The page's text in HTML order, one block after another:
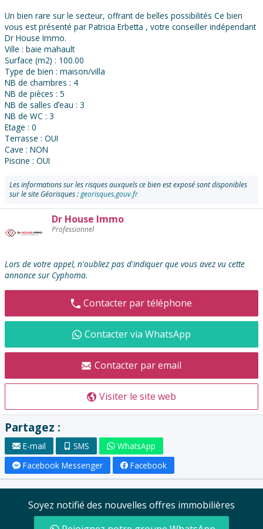
Un bien rare sur le secteur, offrant de belles possibilités Ce bien
vous est présenté par Patricia Erbetta , votre conseiller indépendant
Dr House Immo.
Ville : baie mahault
Surface (m2) : 100.00
Type de bien : maison/villa
NB de chambres : 4
NB de pièces : 5
NB de salles dʼeau : 3
NB de WC : 3
Etage : 0
Terrasse : OUI
Cave : NON
Piscine : OUI
Les informations sur les risques auxquels ce bien est exposé sont disponibles
sur le site Géorisques :georisques.gouv.fr
l'annonceur
Dr House Immo
Professionnel
Lors de votre appel, n'oubliez pas d'indiquer que vous avez vu cette
annonce sur Cyphoma.
Contacter par téléphone
Contacter via WhatsApp
Contacter par email
Visiter le site web
Partagez :
E-mail SMS
WhatsApp
Facebook Messenger
Facebook
Soyez notifié des nouvelles offres immobilières